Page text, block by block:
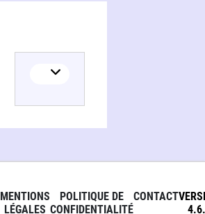
MENTIONS
LÉGALES
POLITIQUE DE
CONFIDENTIALITÉ
CONTACT